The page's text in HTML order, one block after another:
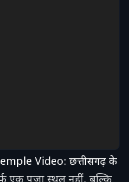
Video: छत्तीसगढ़ के